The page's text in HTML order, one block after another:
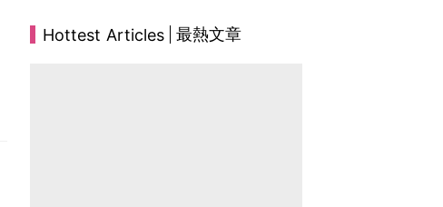
Hottest Articles 最熱文章